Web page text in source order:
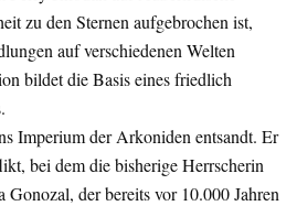
zu den Sternen aufgebrochen ist,
auf verschiedenen Welten
bildet die Basis eines friedlich
Imperium der Arkoniden entsandt. Er
bei dem die bisherige Herrscherin
Gonozal, der bereits vor 10.000 Jahren